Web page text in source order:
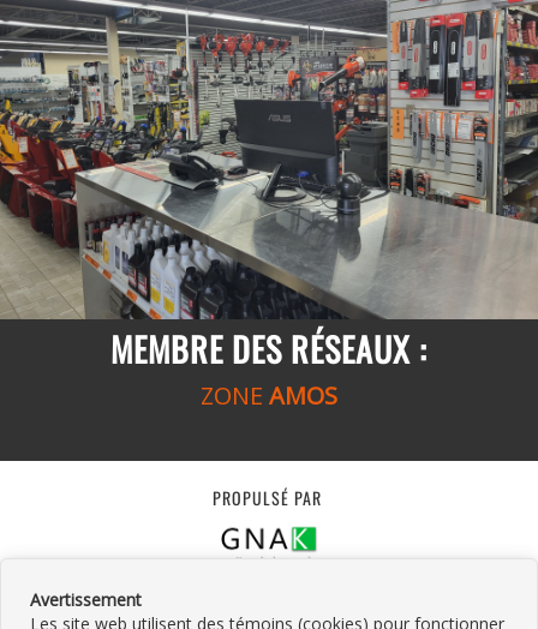
MEMBRE DES RÉSEAUX :
ZONE AMOS
PROPULSÉ PAR
Avertissement
Les site web utilisent des témoins (cookies) pour fonctionner